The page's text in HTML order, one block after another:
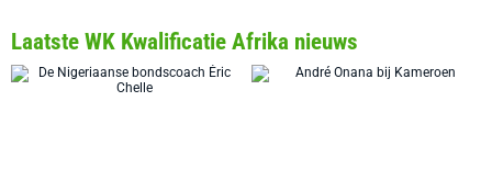
Laatste WK Kwalificatie Afrika nieuws